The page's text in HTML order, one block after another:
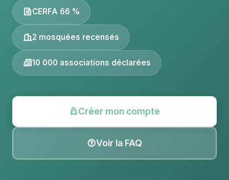
CERFA 66 %
2 mosquées recensés
10 000 associations déclarées
Créer mon compte
Voir la FAQ